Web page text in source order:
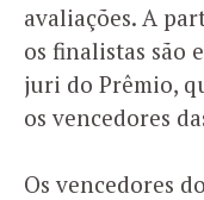
avaliações. A
os finalistas são
juri do Prêmio,
os vencedores
Os vencedores